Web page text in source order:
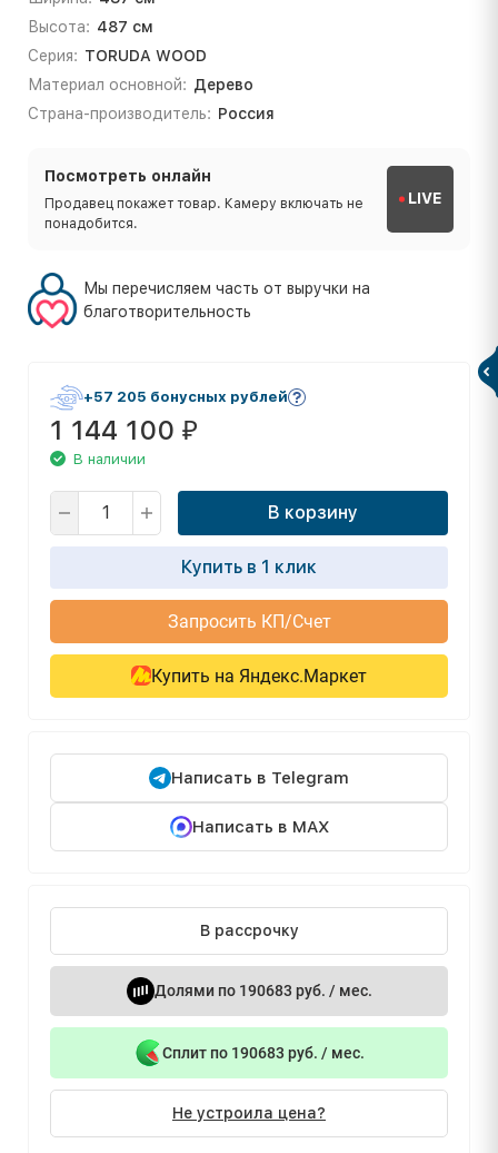
Высота: 487 см
Серия: TORUDA WOOD
Материал основной: Дерево
Страна-производитель: Россия
Посмотреть онлайн
Продавец покажет товар. Камеру включать не
понадобится.
LIVE
Мы перечисляем часть от выручки на
благотворительность
+57 205 бонусных рублей
1 144 100 ₽
В наличии
В корзину
Купить в 1 клик
Запросить КП/Счет
Купить на Яндекс.Маркет
Написать в Telegram
Написать в MAX
В рассрочку
Долями по 190683 руб. / мес.
Сплит по 190683 руб. / мес.
Не устроила цена?